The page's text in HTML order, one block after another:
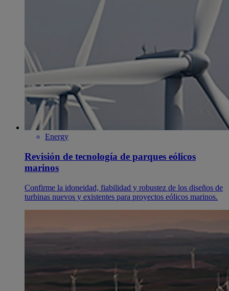
Energy
Revisión de tecnología de parques eólicos
marinos
Confirme la idoneidad, fiabilidad y robustez de los diseños de
turbinas nuevos y existentes para proyectos eólicos marinos.